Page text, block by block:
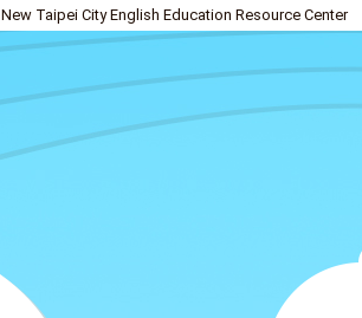
New Taipei City English Education Resource Center